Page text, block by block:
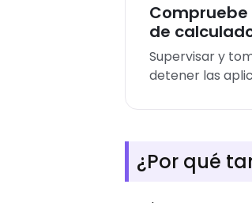
de
Supervisar y
detener las
¿Por qué